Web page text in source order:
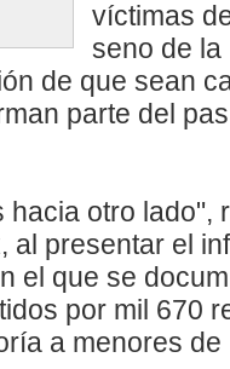
víctimas
seno de la
de que sean
parte del
hacia otro lado",
al presentar el
el que se
por mil 670
a menores de